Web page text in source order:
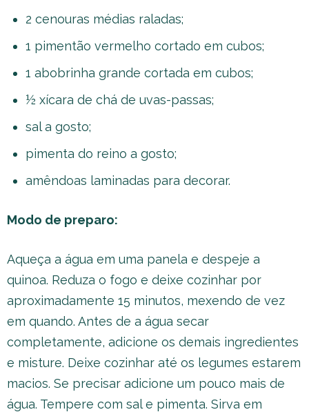
2 cenouras médias raladas;
1 pimentão vermelho cortado em cubos;
1 abobrinha grande cortada em cubos;
½ xícara de chá de uvas-passas;
sal a gosto;
pimenta do reino a gosto;
amêndoas laminadas para decorar.
Modo de preparo:
Aqueça a água em uma panela e despeje a
quinoa. Reduza o fogo e deixe cozinhar por
aproximadamente 15 minutos, mexendo de vez
em quando. Antes de a água secar
completamente, adicione os demais ingredientes
e misture. Deixe cozinhar até os legumes estarem
macios. Se precisar adicione um pouco mais de
água. Tempere com sal e pimenta. Sirva em